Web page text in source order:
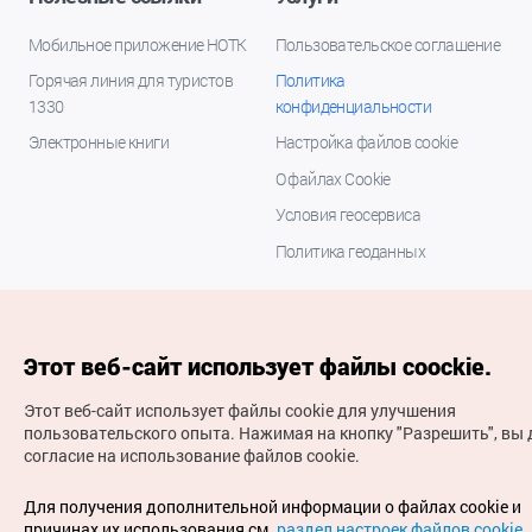
Мобильное приложение НОТК
Горячая линия для туристов
1330
Электронные книги
Пользовательское соглашение
Политика
конфиденциальности
Настройка файлов cookie
О файлах Cookie
Условия геосервиса
Политика геоданных
(с) Национальная организация туризма Кореи Все
права защищены
Для извещения об ошибках и проблемах, связанных с
Этот веб-сайт использует файлы coockie.
Этот веб-сайт использует файлы cookie для улучшения
пользовательского опыта. Нажимая на кнопку "Разрешить", вы
согласие на использование файлов cookie.
Для получения дополнительной информации о файлах cookie и